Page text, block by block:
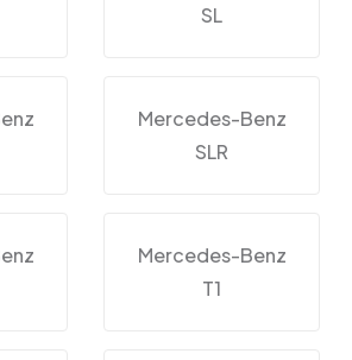
SL
Mercedes-Benz
SLR
Mercedes-Benz
T1